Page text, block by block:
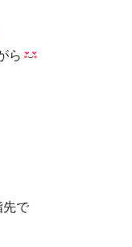
ら
先で